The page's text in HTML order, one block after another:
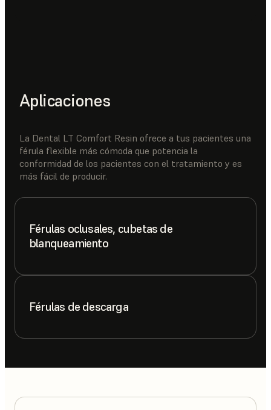
Aplicaciones
La Dental LT Comfort Resin ofrece a tus pacientes una
férula flexible más cómoda que potencia la
conformidad de los pacientes con el tratamiento y es
más fácil de producir.
Férulas oclusales, cubetas de
blanqueamiento
Férulas de descarga